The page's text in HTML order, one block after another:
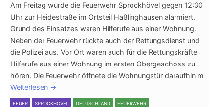
Am Freitag wurde die Feuerwehr Sprockhövel gegen 12:30
Uhr zur Heidestraße im Ortsteil Haßlinghausen alarmiert.
Grund des Einsatzes waren Hilferufe aus einer Wohnung.
Neben der Feuerwehr rückte auch der Rettungsdienst und
die Polizei aus. Vor Ort waren auch für die Rettungskräfte
Hilferufe aus einer Wohnung im ersten Obergeschoss zu
hören. Die Feuerwehr öffnete die Wohnungstür daraufhin m
Weiterlesen →
FEUER SPROCKHÖVEL DEUTSCHLAND FEUERWEHR